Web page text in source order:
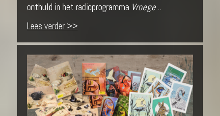
onthuld in het radioprogramma Vroege ..
Lees verder >>